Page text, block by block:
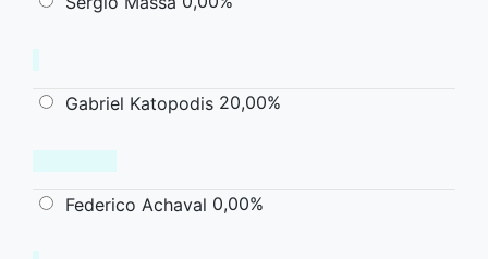
Gabriel Katopodis 20,00%
Federico Achaval 0,00%